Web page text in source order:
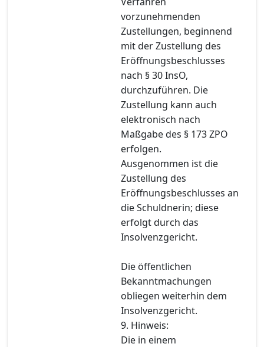
vorzunehmenden
Zustellungen, beginnend
mit der Zustellung des
Eröffnungsbeschlusses
nach § 30 InsO,
durchzuführen. Die
Zustellung kann auch
elektronisch nach
Maßgabe des § 173 ZPO
erfolgen.
Ausgenommen ist die
Zustellung des
Eröffnungsbeschlusses an
die Schuldnerin; diese
erfolgt durch das
Insolvenzgericht.
Die öffentlichen
Bekanntmachungen
obliegen weiterhin dem
Insolvenzgericht.
9. Hinweis:
Die in einem